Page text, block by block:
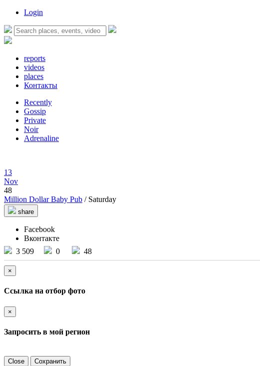
Login
reports
videos
places
Контакты
Recently
Gossip
Private
Noir
Adrenaline
13
Nov
48
Million Dollar Baby Pub / Saturday
share
Facebook
Вконтакте
3 509
0 48
×
Ссылка на отбор фото
×
Запросить в мой регион
Close Сохранить